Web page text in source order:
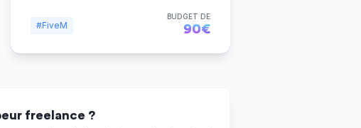
#FiveM
BUDGET DE
90€
freelance ?